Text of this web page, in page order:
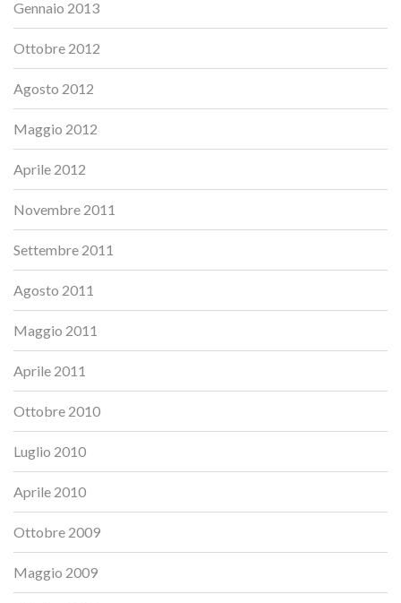
Gennaio 2013
Ottobre 2012
Agosto 2012
Maggio 2012
Aprile 2012
Novembre 2011
Settembre 2011
Agosto 2011
Maggio 2011
Aprile 2011
Ottobre 2010
Luglio 2010
Aprile 2010
Ottobre 2009
Maggio 2009